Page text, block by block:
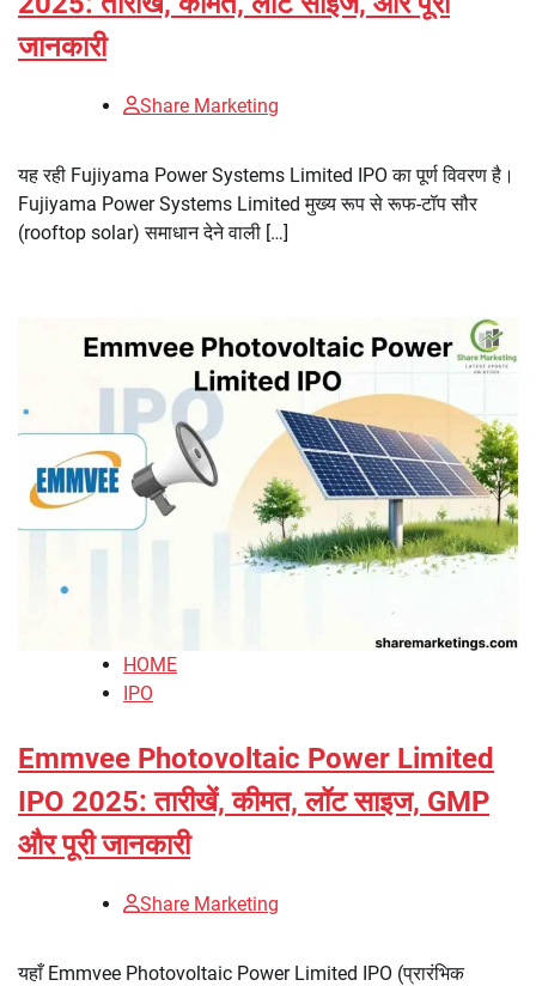
जानकारी
Share Marketing
यह रही Fujiyama Power Systems Limited IPO का पूर्ण विवरण है।
Fujiyama Power Systems Limited मुख्य रूप से रूफ-टॉप सौर
(rooftop solar) समाधान देने वाली […]
HOME
IPO
Emmvee Photovoltaic Power Limited
IPO 2025: तारीखें, कीमत, लॉट साइज, GMP
और पूरी जानकारी
Share Marketing
यहाँ Emmvee Photovoltaic Power Limited IPO (प्रारंभिक